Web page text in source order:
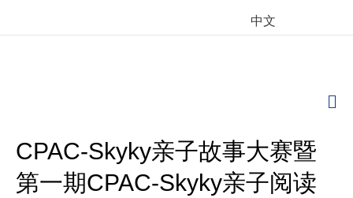
中文
CPAC-Skyky亲子故事大赛暨
第一期CPAC-Skyky亲子阅读